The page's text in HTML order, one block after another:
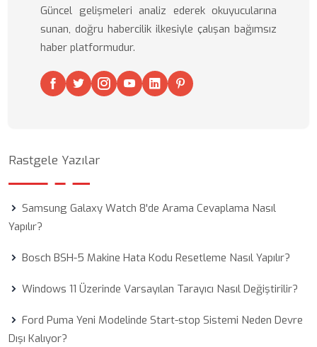
Güncel gelişmeleri analiz ederek okuyucularına
sunan, doğru habercilik ilkesiyle çalışan bağımsız
haber platformudur.
Rastgele Yazılar
Samsung Galaxy Watch 8'de Arama Cevaplama Nasıl
Yapılır?
Bosch BSH-5 Makine Hata Kodu Resetleme Nasıl Yapılır?
Windows 11 Üzerinde Varsayılan Tarayıcı Nasıl Değiştirilir?
Ford Puma Yeni Modelinde Start-stop Sistemi Neden Devre
Dışı Kalıyor?